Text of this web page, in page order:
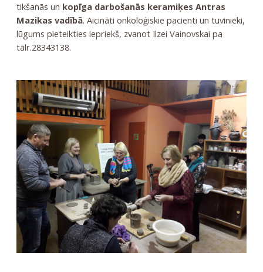
tikšanās un kopīga darbošanās keramiķes Antras
Mazikas vadībā. Aicināti onkoloģiskie pacienti un tuvinieki,
lūgums pieteikties iepriekš, zvanot Ilzei Vainovskai pa
tālr.28343138.